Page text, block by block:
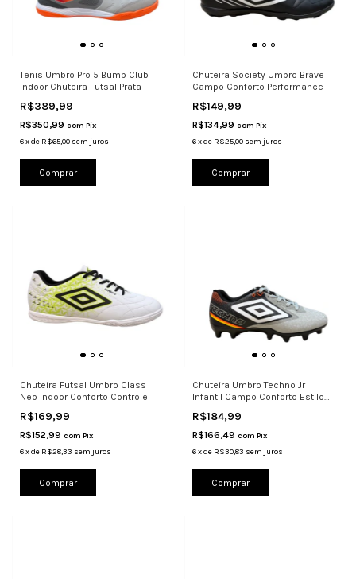
Tenis Umbro Pro 5 Bump Club
Indoor Chuteira Futsal Prata
R$389,99
R$350,99 com Pix
6xde R$65,00 sem juros
Comprar
Chuteira Society Umbro Brave
Campo Conforto Performance
R$149,99
R$134,99 com Pix
6 xde R$25,00 sem juros
Comprar
Chuteira Futsal Umbro Class
Neo Indoor Conforto Controle
R$169,99
R$152,99 com Pix
6xde R$28,33 sem juros
Comprar
Chuteira Umbro Techno Jr
Infantil Campo Conforto Estilo
R$184,99
R$166,49 com Pix
6 xde R$30,83 sem juros
Comprar